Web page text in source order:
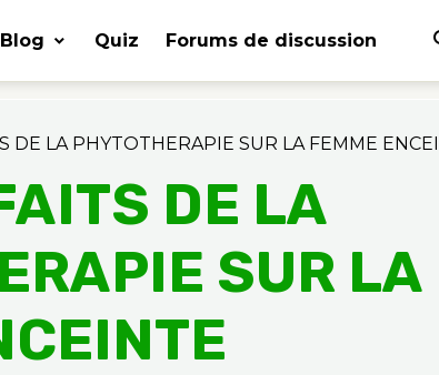
Blog Quiz Forums de discussion
DE LA PHYTOTHERAPIE SUR LA FEMME
DE LA
SUR LA